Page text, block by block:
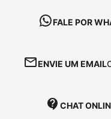
FALE POR
ENVIE UM EMAIL
CHAT